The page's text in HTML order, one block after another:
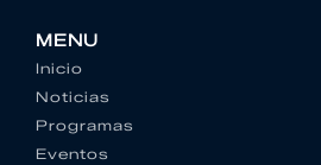
MENU
Inicio
Noticias
Programas
Eventos